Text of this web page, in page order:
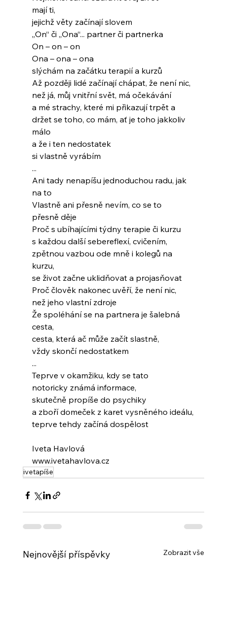
mají ti,
jejichž věty začínají slovem
„On“ či „Ona“... partner či partnerka
On – on – on
Ona – ona – ona
slýchám na začátku terapií a kurzů
Až později lidé začínají chápat, že není nic,
než já, můj vnitřní svět, má očekávání
a mé strachy, které mi přikazují trpět a
držet se toho, co mám, ať je toho jakkoliv
málo
a že i ten nedostatek
si vlastně vyrábím
...
Ani tady nenapíšu jednoduchou radu, jak
na to
Vlastně ani přesně nevím, co se to
přesně děje
Proč s ubíhajícími týdny terapie či kurzu
s každou další sebereflexí, cvičením,
zpětnou vazbou ode mně i kolegů na
kurzu,
se život začne uklidňovat a projasňovat
Proč člověk nakonec uvěří, že není nic,
než jeho vlastní zdroje
Že spoléhání se na partnera je šalebná
cesta,
cesta, která ač může začít slastně,
vždy skončí nedostatkem
...
Teprve v okamžiku, kdy se tato
notoricky známá informace,
skutečně propíše do psychiky
a zboří domeček z karet vysněného ideálu,
teprve tehdy začíná dospělost
Iveta Havlová
www.ivetahavlova.cz
ivetapíše
Nejnovější příspěvky Zobrazit vše